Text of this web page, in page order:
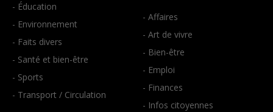
- Éducation
- Environnement
- Faits divers
- Santé et bien-être
- Sports
- Transport / Circulation
- Affaires
- Art de vivre
- Bien-être
- Emploi
- Finances
- Infos citoyennes